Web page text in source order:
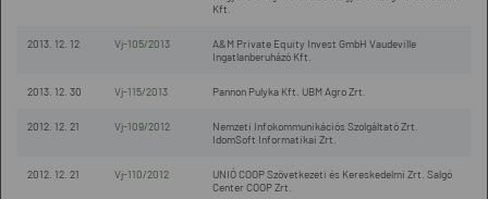
Kft.
2013. 12. 12 Vj-105/2013
A&M Private Equity Invest GmbH Vaudeville
Ingatlanberuházó Kft.
2013. 12. 30 Vj-115/2013 Pannon Pulyka Kft. UBM Agro Zrt.
2012. 12. 21 Vj-109/2012
Nemzeti Infokommunikációs Szolgáltató Zrt.
IdomSoft Informatikai Zrt.
2012. 12. 21 Vj-110/2012
UNIÓ COOP Szövetkezeti és Kereskedelmi Zrt. Salgó
Center COOP Zrt.